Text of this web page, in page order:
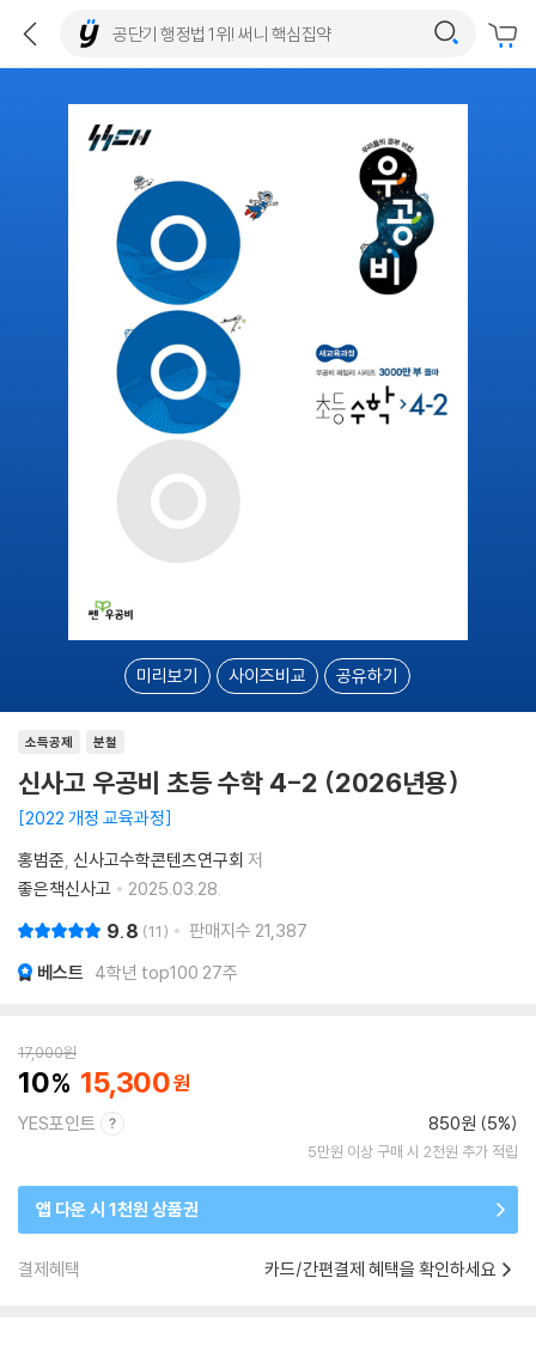
미리보기 사이즈비교 공유하기
소득공제 분철
신사고 우공비 초등 수학 4-2 (2026년용)
2022 개정 교육과정
홍범준 신사고수학콘텐츠연구회 저
좋은책신사고
2025.03.28.
9.8 11 판매지수 21,387
베스트 4학년 top100 27주
17,000원
10 15,300
YES포인트 850원 (5%)
5만원 이상 구매 시 2천원 추가 적립
앱 다운 시 1천원 상품권
결제혜택 카드/간편결제 혜택을 확인하세요